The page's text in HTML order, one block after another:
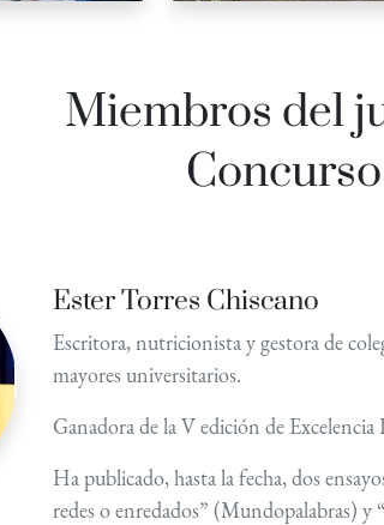
Miembros del
Ester Torres Chiscano
Escritora, nutricionista y gestora de
mayores universitarios.
Ganadora de la V edición de Excelencia
Ha publicado, hasta la fecha, dos
redes o enredados” (Mundopalabras) y